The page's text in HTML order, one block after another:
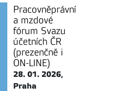
Pracovněprávní
a mzdové
fórum Svazu
účetních ČR
(prezenčně i
ON-LINE)
28. 01. 2026,
Praha